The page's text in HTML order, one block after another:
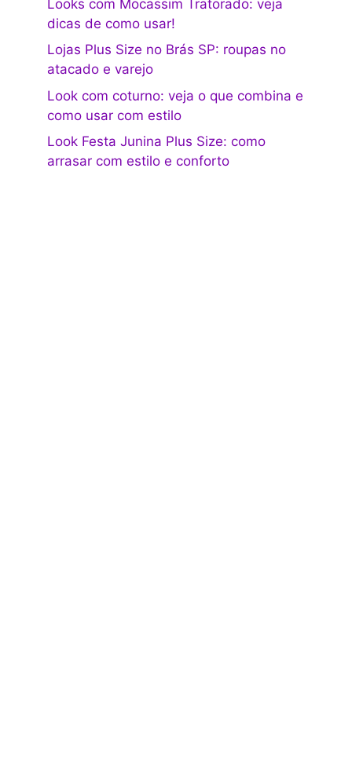
Looks com Mocassim Tratorado: veja
dicas de como usar!
Lojas Plus Size no Brás SP: roupas no
atacado e varejo
Look com coturno: veja o que combina e
como usar com estilo
Look Festa Junina Plus Size: como
arrasar com estilo e conforto